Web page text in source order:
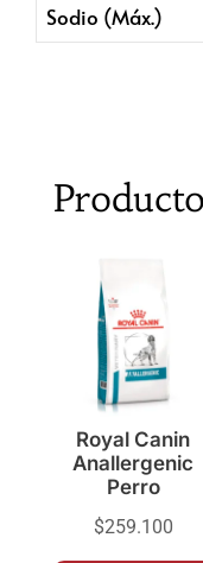
Sodio (Máx.)
Royal Canin
Anallergenic
Perro
$259.100